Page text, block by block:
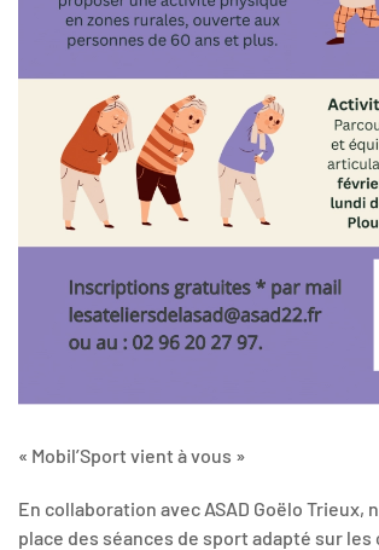
« Mobil’Sport vient à vous »
En collaboration avec ASAD Goëlo Trieux,
place des séances de sport adapté sur les